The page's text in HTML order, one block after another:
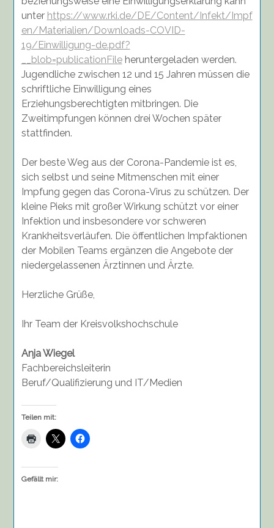
unter https://www.rki.de/DE/Content/Infekt/Impf
en/Materialien/Downloads-COVID-
19/Einwilligung-de.pdf?
__blob=publicationFileheruntergeladen werden.
Jugendliche zwischen 12 und 15 Jahren müssen die
schriftliche Einwilligung eines
Erziehungsberechtigten mitbringen. Die
Zweitimpfungen können drei Wochen später
stattfinden.
Der beste Weg aus der Corona-Pandemie ist es,
sich selbst und seine Mitmenschen mit einer
Impfung gegen das Corona-Virus zu schützen. Der
kleine Pieks mit großer Wirkung schützt vor einer
Infektion und insbesondere vor schweren
Krankheitsverläufen. Die öffentlichen Impfaktionen
der Mobilen Teams ergänzen die Angebote der
niedergelassenen Ärztinnen und Ärzte.
Herzliche Grüße,
Ihr Team der Kreisvolkshochschule
Anja Wiegel
Fachbereichsleiterin
Beruf/Qualifizierung und IT/Medien
Teilen mit:
Gefällt mir: